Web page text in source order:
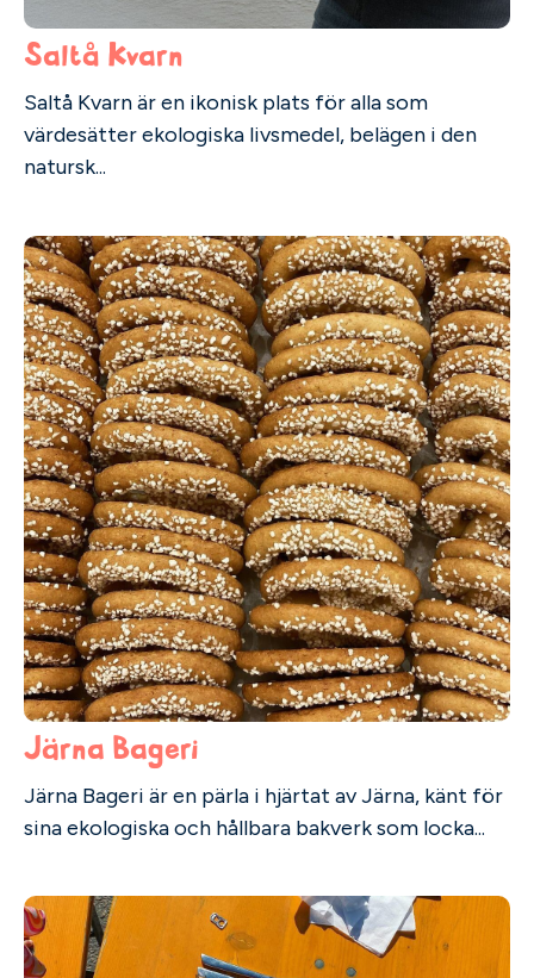
Saltå Kvarn
Saltå Kvarn är en ikonisk plats för alla som
värdesätter ekologiska livsmedel, belägen i den
natursk...
Järna Bageri
Järna Bageri är en pärla i hjärtat av Järna, känt för
sina ekologiska och hållbara bakverk som locka...